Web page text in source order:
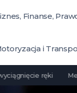
Finanse,
i
ręki Meble do